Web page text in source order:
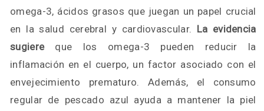
omega-3, ácidos grasos que juegan un papel crucial
en la salud cerebral y cardiovascular. La evidencia
sugiereque los omega-3 pueden reducir la
inflamación en el cuerpo, un factor asociado con el
envejecimiento prematuro. Además, el consumo
regular de pescado azul ayuda a mantener la piel